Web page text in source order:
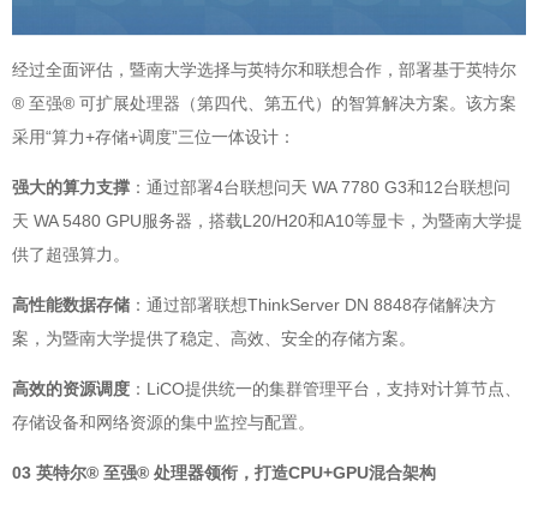
经过全面评估，暨南大学选择与英特尔和联想合作，部署基于英特尔
® 至强® 可扩展处理器（第四代、第五代）的智算解决方案。该方案
采用“算力+存储+调度”三位一体设计：
强大的算力支撑 ：通过部署4台联想问天 WA 7780 G3和12台联想问
天 WA 5480 GPU服务器，搭载L20/H20和A10等显卡，为暨南大学提
供了超强算力。
高性能数据存储 ：通过部署联想ThinkServer DN 8848存储解决方
案，为暨南大学提供了稳定、高效、安全的存储方案。
高效的资源调度 ：LiCO提供统一的集群管理平台，支持对计算节点、
存储设备和网络资源的集中监控与配置。
03 英特尔® 至强® 处理器领衔，打造CPU+GPU混合架构